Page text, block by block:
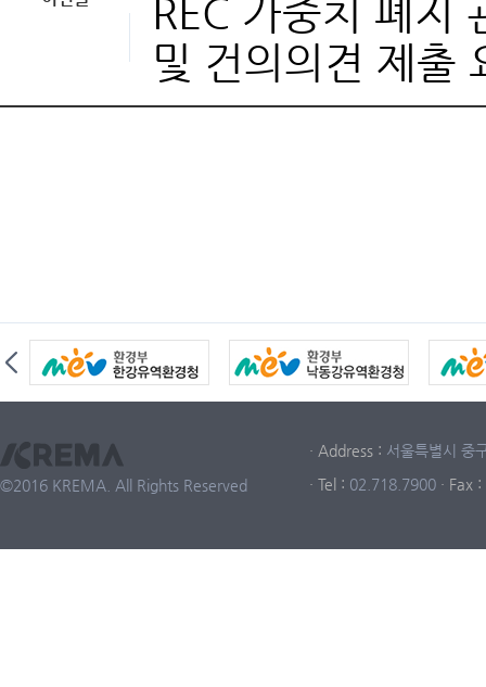
REC 가중치 폐지
및 건의의견 제출
©2016 KREMA. All Rights Reserved
· Address : 서울특별시 중
· Tel : 02.718.7900 · Fax :